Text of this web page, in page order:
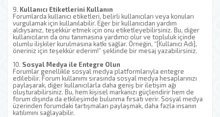
9. Kullanıcı Etiketlerini Kullanın
Forumlarda kullanıcı etiketleri, belirli kullanıcıları veya konuları
vurgulamak için kullanılabilir. Eğer bir kullanıcıdan yardım
aldıysanız, teşekkür etmek için onu etiketleyebilirsiniz. Bu, diğer
kullanıcıların da onu tanımasına yardımcı olur ve topluluk içinde
olumlu ilişkiler kurulmasına katkı sağlar. Örneğin, “[Kullanıcı Adı],
öneriniz için teşekkür ederim!” şeklinde bir mesaj yazabilirsiniz.
10. Sosyal Medya ile Entegre Olun
Forumlar genellikle sosyal medya platformlarıyla entegre
edilebilir. Forum kullanımı sırasında sosyal medya hesaplarınızı
paylaşarak, diğer kullanıcılarla daha geniş bir iletişim ağı
oluşturabilirsiniz. Bu, hem kişisel markanızı güçlendirir hem de
forum dışında da etkileşimde bulunma fırsatı verir. Sosyal medya
üzerinden forumdaki tartışmaları paylaşmak, daha fazla insanın
katılımını sağlayabilir.